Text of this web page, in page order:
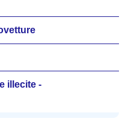
illecite -